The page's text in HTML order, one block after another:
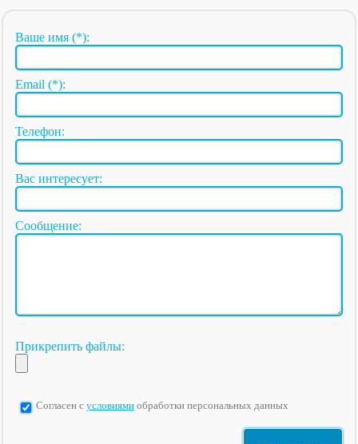
Ваше имя (*):
Email (*):
Телефон:
Вас интересует:
Сообщение:
Прикрепить файлы:
Согласен с условиями обработки персональных данных